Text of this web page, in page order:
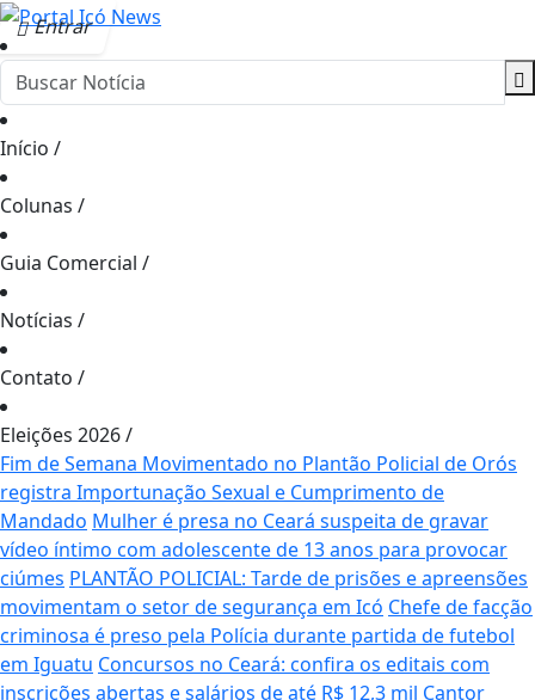
Entrar
Início /
Colunas /
Guia Comercial /
Notícias /
Contato /
Eleições 2026/
Fim de Semana Movimentado no Plantão Policial de Orós
registra Importunação Sexual e Cumprimento de
Mandado Mulher é presa no Ceará suspeita de gravar
vídeo íntimo com adolescente de 13 anos para provocar
ciúmes PLANTÃO POLICIAL: Tarde de prisões e apreensões
movimentam o setor de segurança em Icó Chefe de facção
criminosa é preso pela Polícia durante partida de futebol
em Iguatu Concursos no Ceará: confira os editais com
inscrições abertas e salários de até R$ 12,3 mil Cantor